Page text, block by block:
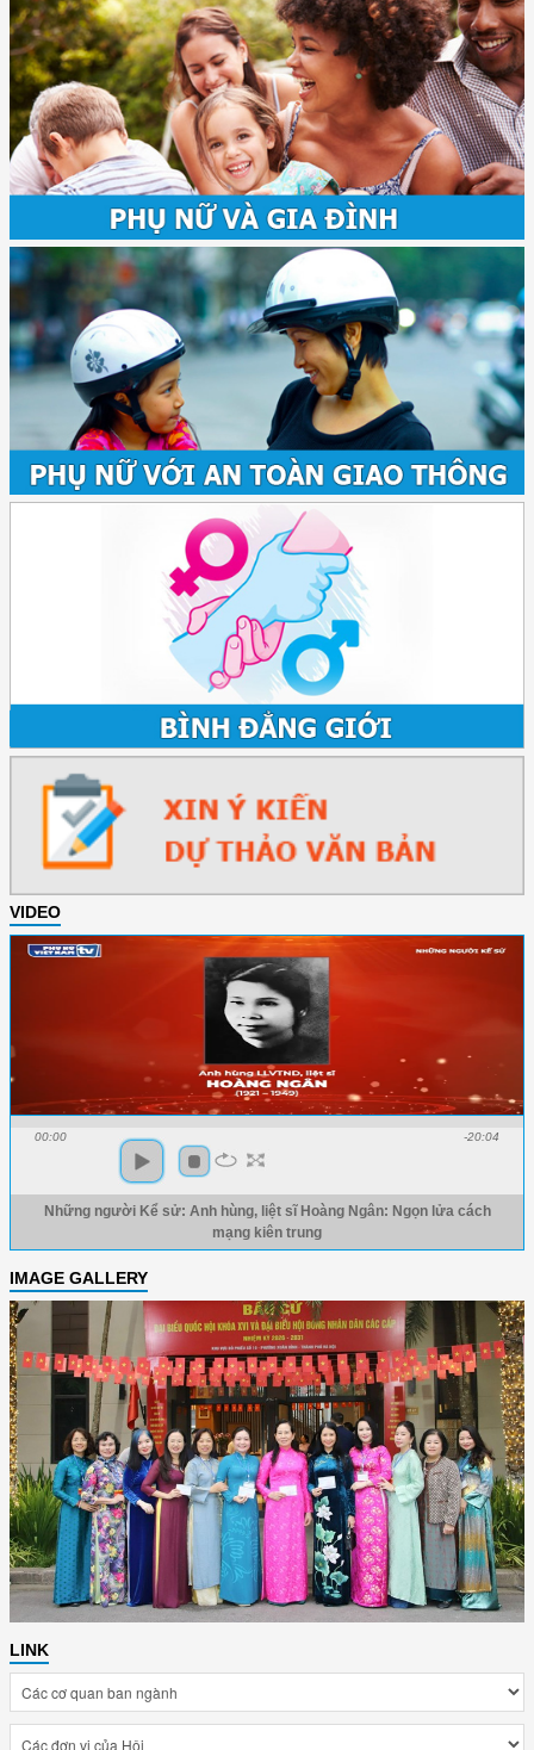
VIDEO
00:00 -20:04
Những người Kể sử: Anh hùng, liệt sĩ Hoàng Ngân: Ngọn lửa cách
mạng kiên trung
IMAGE GALLERY
LINK